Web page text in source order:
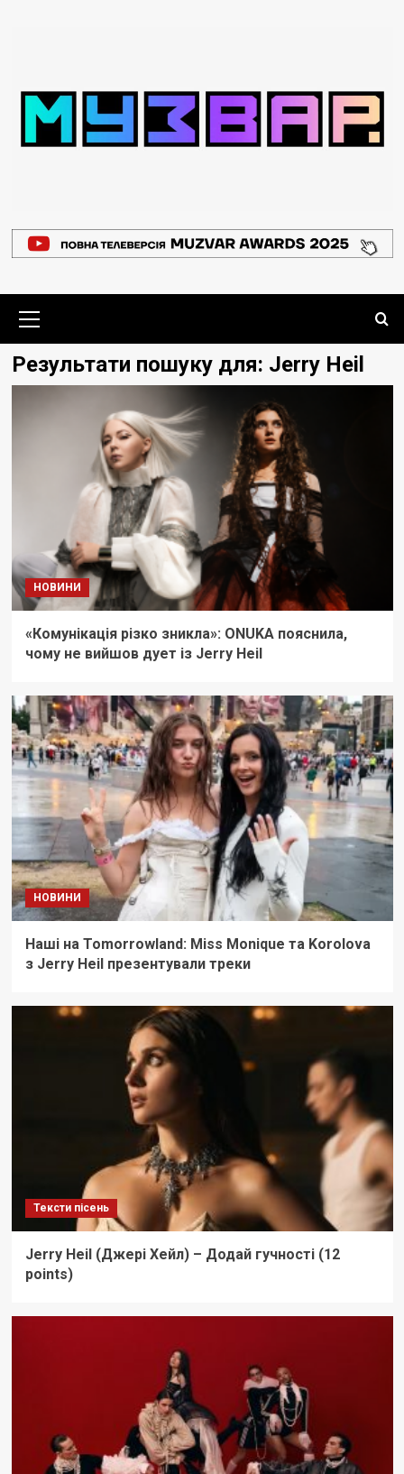
меню
Результати пошуку для: Jerry Heil
НОВИНИ
«Комунікація різко зникла»: ONUKA пояснила,
чому не вийшов дует із Jerry Heil
НОВИНИ
Наші на Tomorrowland: Miss Monique та Korolova
з Jerry Heil презентували треки
Тексти пісень
Jerry Heil (Джері Хейл) – Додай гучності (12
points)